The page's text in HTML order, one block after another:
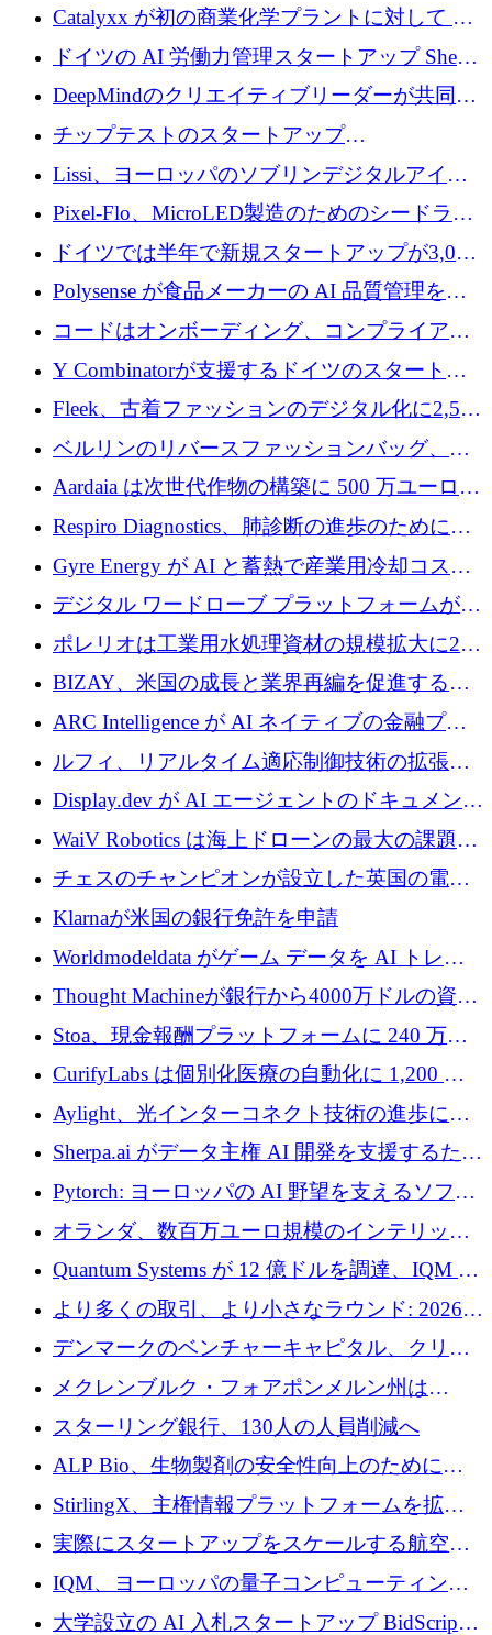
が過去2番目に高い水準に到達
Catalyxx が初の商業化学プラントに対して EU
から 2,000 万ユーロ以上の支援を獲得
ドイツの AI 労働力管理スタートアップ Sherpa
がプレシードで 220 万ドルを調達
DeepMindのクリエイティブリーダーが共同設
立したAIライティングのスタートアップが
1,300万ドルのシード投資を調達
チップテストのスタートアップ
QuantumDiamondsが株式資金で1,500万ユーロ
を調達
Lissi、ヨーロッパのソブリンデジタルアイデ
ンティティの未来を推進するために350万ユー
ロを調達
Pixel-Flo、MicroLED製造のためのシードラウ
ンドで525万ポンドを獲得
ドイツでは半年で新規スタートアップが3,000
社という記録を目の当たりにし、涙を流すハ
ンブルク
Polysense が食品メーカーの AI 品質管理を拡
張するために 1,070 万ドルを調達
コードはオンボーディング、コンプライアン
ス、支払いを統合するために 640 万ポンドを
Y Combinatorが支援するドイツのスタートア
ップFintoが340万ドルを調達、シリコンバレ
ーではなくミュンヘンを選んだと語る
Fleek、古着ファッションのデジタル化に2,500
万ドルを確保
ベルリンのリバースファッションバッグ、繊
維仕分け規模拡大に7桁の資金調達
Aardaia は次世代作物の構築に 500 万ユーロを
寄付
Respiro Diagnostics、肺診断の進歩のために
100 万ポンドを確保
Gyre Energy が AI と蓄熱で産業用冷却コスト
を削減するために 130 万ドルを調達
デジタル ワードローブ プラットフォームが
1,000 万人のユーザーに到達し、Whering が
700 万ドルを獲得
ポレリオは工業用水処理資材の規模拡大に240
万ユーロを確保
BIZAY、米国の成長と業界再編を促進するた
めに5,500万ドルを確保
ARC Intelligence が AI ネイティブの金融プラ
ットフォームを拡大するために 400 万ユーロ
ルフィ、リアルタイム適応制御技術の拡張に
810万ポンドを確保
Display.dev が AI エージェントのドキュメント
コラボレーションを強化するために 47 万ユー
WaiV Robotics は海上ドローンの最大の課題の
1 つをどのように解決しているか
チェスのチャンピオンが設立した英国の電池
材料スタートアップ TaiSan が 465 万ポンドを
Klarnaが米国の銀行免許を申請
Worldmodeldata がゲーム データを AI トレー
ニングに変えるために 700 万ポンドを獲得
Thought Machineが銀行から4000万ドルの資金
調達、年間収益1億ドルを突破
Stoa、現金報酬プラットフォームに 240 万ド
ルを確保
CurifyLabs は個別化医療の自動化に 1,200 万
ユーロを寄付
Aylight、光インターコネクト技術の進歩に向
けて450万ユーロのプレシードラウンドを終了
Sherpa.ai がデータ主権 AI 開発を支援するため
に 1,800 万ドルを調達
Pytorch: ヨーロッパの AI 野望を支えるソフト
ウェア層
オランダ、数百万ユーロ規模のインテリック
との提携で軍用ドローンにソフトウェアファ
ースト戦略を採用
Quantum Systems が 12 億ドルを調達、IQM が
米国の主要取引所で初の欧州量子企業とな
る、6 月に欧州のスタートアップ資金調達
より多くの取引、より小さなラウンド: 2026
年 6 月に欧州のスタートアップ資金調達
デンマークのベンチャーキャピタル、クリメ
ンタム・キャピタルが気候変動対策ハードウ
ェア投資として初回クローズで6,000万ユーロ
を確保
メクレンブルク・フォアポンメルン州は
Nextcloud を州全体に展開し、オープンソース
戦略を拡大
スターリング銀行、130人の人員削減へ
ALP Bio、生物製剤の安全性向上のために
Venture Kick から 16 万 1,000 ユーロを調達
StirlingX、主権情報プラットフォームを拡張
するためにシリーズ A で 2,000 万ドルを確保
実際にスタートアップをスケールする航空イ
ノベーション モデルを学ぶ
IQM、ヨーロッパの量子コンピューティング
企業として初めて米国の主要取引所に上場
大学設立の AI 入札スタートアップ BidScript